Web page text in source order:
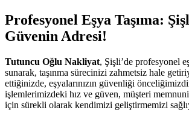
Profesyonel Eşya Taşıma:
Güvenin Adresi!
Tutuncu Oğlu Nakliyat, Şişli’de profesyonel
sunarak, taşınma sürecinizi zahmetsiz hale
ettiğinizde, eşyalarınızın güvenliği
işlemlerimizdeki hız ve güven, müşteri
için sürekli olarak kendimizi geliştirmemizi